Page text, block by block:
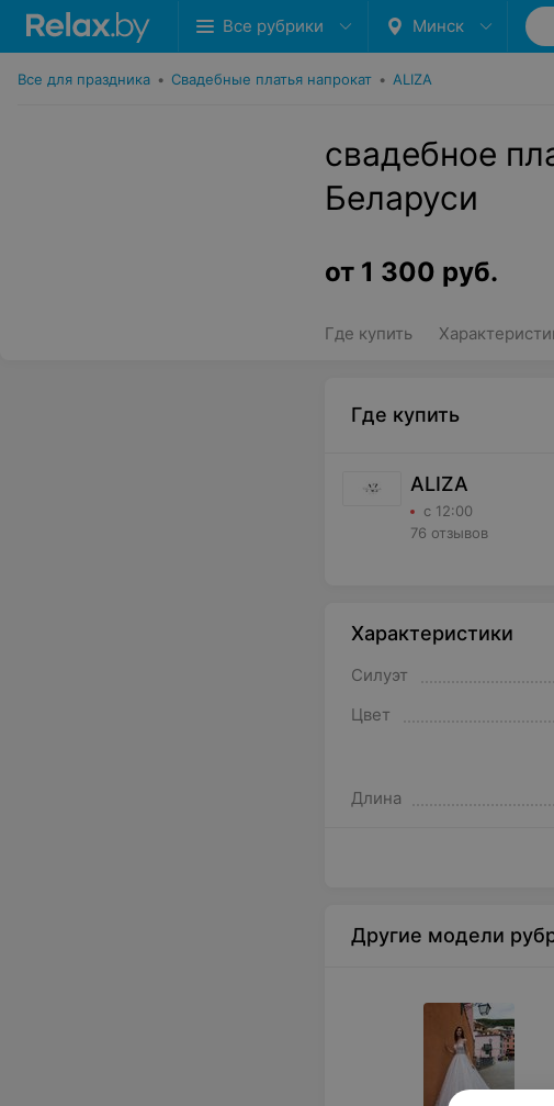
Все рубрики Минск
Все для праздника • Свадебные платья напрокат • ALIZA
свадебное
Беларуси
от 1 300 руб.
Где купить
Где купить
ALIZA
с 12:00
76 отзывов
Характеристики
Силуэт
Цвет
Длина
Другие модели